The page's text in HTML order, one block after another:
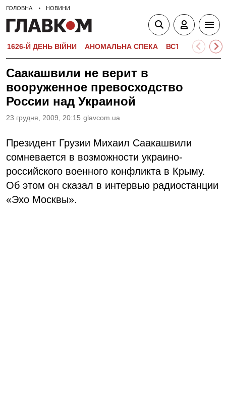
ГОЛОВНА НОВИНИ
1626-Й ДЕНЬ ВІЙНИ АНОМАЛЬНА СПЕКА ВСТУПНА
Саакашвили не верит в
вооруженное превосходство
России над Украиной
23 грудня, 2009, 20:15 glavcom.ua
Президент Грузии Михаил Саакашвили
сомневается в возможности украино-
российского военного конфликта в Крыму.
Об этом он сказал в интервью радиостанции
«Эхо Москвы».